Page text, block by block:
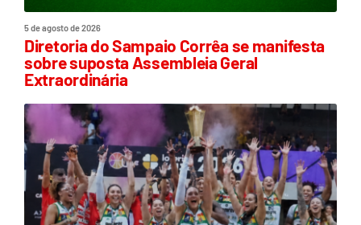
5 de agosto de 2026
Diretoria do Sampaio Corrêa se manifesta
sobre suposta Assembleia Geral
Extraordinária